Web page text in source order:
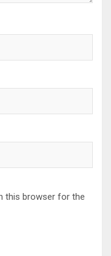
this browser for the